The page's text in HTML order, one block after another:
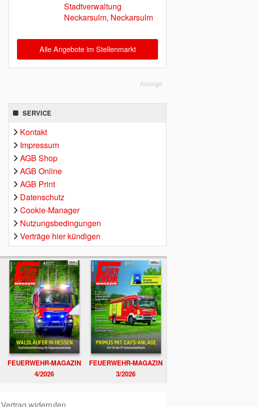
Stadtverwaltung
Neckarsulm, Neckarsulm
Alle Angebote im Stellenmarkt
Anzeige
SERVICE
Kontakt
Impressum
AGB Shop
AGB Online
AGB Print
Datenschutz
Cookie-Manager
Nutzungsbedingungen
Verträge hier kündigen
FEUERWEHR-MAGAZIN
4/2026
FEUERWEHR-MAGAZIN
3/2026